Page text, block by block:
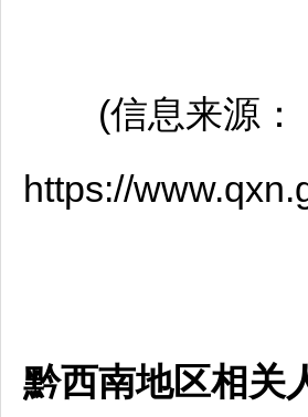
(信息来源：
https://
黔西南地区相关